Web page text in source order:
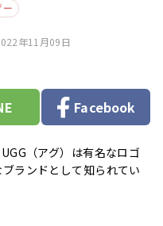
ー
年11月09日
Facebook
（アグ）は有名なロゴ
ランドとして知られてい